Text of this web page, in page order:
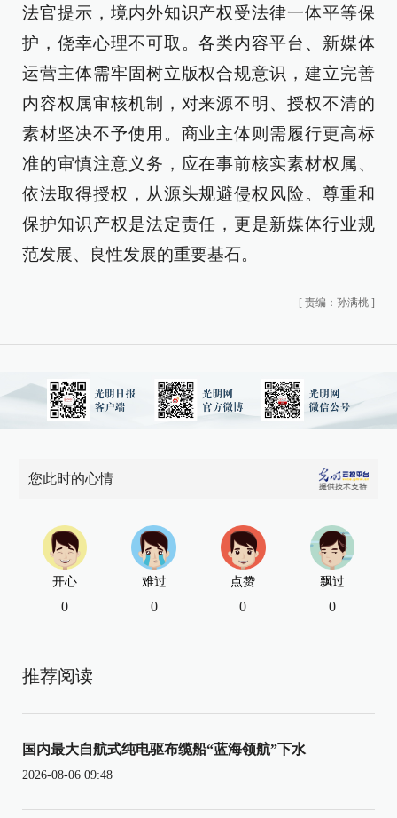
法官提示，境内外知识产权受法律一体平等保
护，侥幸心理不可取。各类内容平台、新媒体
运营主体需牢固树立版权合规意识，建立完善
内容权属审核机制，对来源不明、授权不清的
素材坚决不予使用。商业主体则需履行更高标
准的审慎注意义务，应在事前核实素材权属、
依法取得授权，从源头规避侵权风险。尊重和
保护知识产权是法定责任，更是新媒体行业规
范发展、良性发展的重要基石。
[ 责编：孙满桃 ]
您此时的心情
开心
0
难过
0
点赞
0
飘过
0
推荐阅读
国内最大自航式纯电驱布缆船“蓝海领航”下水
2026-08-06 09:48